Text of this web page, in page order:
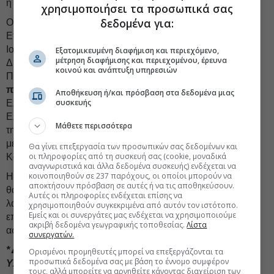
ή ίση με την Ανώτερη Τιμή Διάθεσης αλλά όχι υψηλότερη.
Οι επιλέξιμοι κάτοχοι των υφιστάμενων μετοχών της
Εταιρείας στο κλείσιμο της διαπραγμάτευσής τους στις 15
Ιουνίου 2026, οι οποίοι θα συμμετέχουν στην Ελληνική
Δημόσια Προσφορά μέσω του Ηλεκτρονικού Βιβλίου
Προσφορών της Euronext Athens, θα δικαιούνται
προνομιακή κατανομήσε σχέση με τις Μετοχές της
Ελληνικής Δημόσιας Προσφοράς που διατίθενται στην
Ελληνική Δημόσια Προσφορά, η οποία θα είναι ανάλογη με
τη συμμετοχή του κάθε κατά προτεραιότητα επενδυτή στο
μετοχικό κεφάλαιο της Εταιρείας (η «Κατά Προτεραιότητα
Κατανομή»).
H κατανομή των Νέων Μετοχών της Διεθνούς Προσφοράς
θα πραγματοποιηθεί, κατά την κρίση της Εταιρείας,
λαμβάνοντας υπόψη, μεταξύ άλλων, τη συμπεριφορά των
επενδυτών, τη συναλλακτική τους δραστηριότητα και την
αφοσίωσή τους στην Εταιρεία.
* Δείτε τα σχετικά έγγραφα στη στήλη Συνοδευτικό
Υλικό.
χρησιμοποιήσει τα προσωπικά σας
δεδομένα για:
Εξατομικευμένη διαφήμιση και περιεχόμενο,
μέτρηση διαφήμισης και περιεχομένου, έρευνα
κοινού και ανάπτυξη υπηρεσιών
Αποθήκευση ή/και πρόσβαση στα δεδομένα μιας
συσκευής
Μάθετε περισσότερα
Θα γίνει επεξεργασία των προσωπικών σας δεδομένων και
οι πληροφορίες από τη συσκευή σας (cookie, μοναδικά
αναγνωριστικά και άλλα δεδομένα συσκευής) ενδέχεται να
κοινοποιηθούν σε 237 παρόχους, οι οποίοι μπορούν να
αποκτήσουν πρόσβαση σε αυτές ή να τις αποθηκεύσουν.
Αυτές οι πληροφορίες ενδέχεται επίσης να
χρησιμοποιηθούν συγκεκριμένα από αυτόν τον ιστότοπο.
Εμείς και οι συνεργάτες μας ενδέχεται να χρησιμοποιούμε
ακριβή δεδομένα γεωγραφικής τοποθεσίας.Λίστα
συνεργατών.
Ορισμένοι προμηθευτές μπορεί να επεξεργάζονται τα
προσωπικά δεδομένα σας με βάση το έννομο συμφέρον
τους, αλλά μπορείτε να αρνηθείτε κάνοντας διαχείριση των